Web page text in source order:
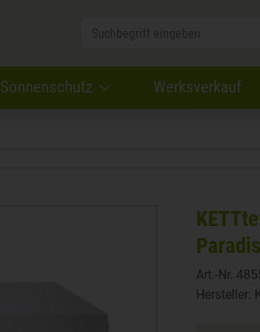
Sonnenschutz Werksverkauf
Art.-Nr.
Hersteller: